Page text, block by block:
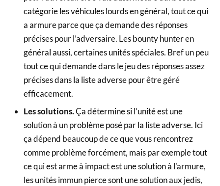
catégorie les véhicules lourds en général, tout ce qui
a armure parce que ça demande des réponses
précises pour l’adversaire. Les bounty hunter en
général aussi, certaines unités spéciales. Bref un peu
tout ce qui demande dans le jeu des réponses assez
précises dans la liste adverse pour être géré
efficacement.
Les solutions.Ça détermine si l’unité est une
solution à un problème posé par la liste adverse. Ici
ça dépend beaucoup de ce que vous rencontrez
comme problème forcément, mais par exemple tout
ce qui est arme à impact est une solution à l’armure,
les unités immun pierce sont une solution aux jedis,